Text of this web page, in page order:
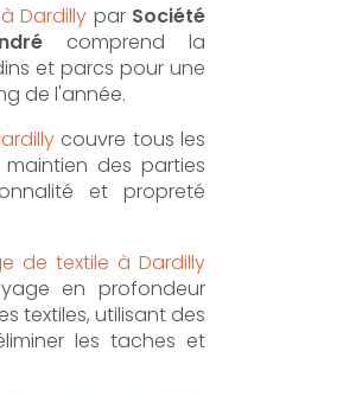
Dardilly par Société
comprend la
et parcs pour une
de l'année.
couvre tous les
des parties
et propreté
de textile à Dardilly
en profondeur
textiles, utilisant des
les taches et